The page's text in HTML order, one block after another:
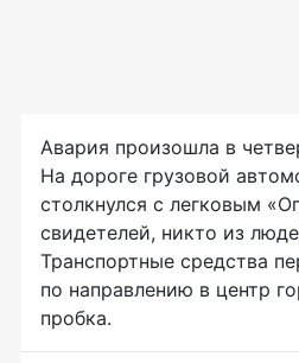
Авария произошла в
На дороге грузовой
столкнулся с легковым
свидетелей, никто из
Транспортные средства
по направлению в центр
пробка.